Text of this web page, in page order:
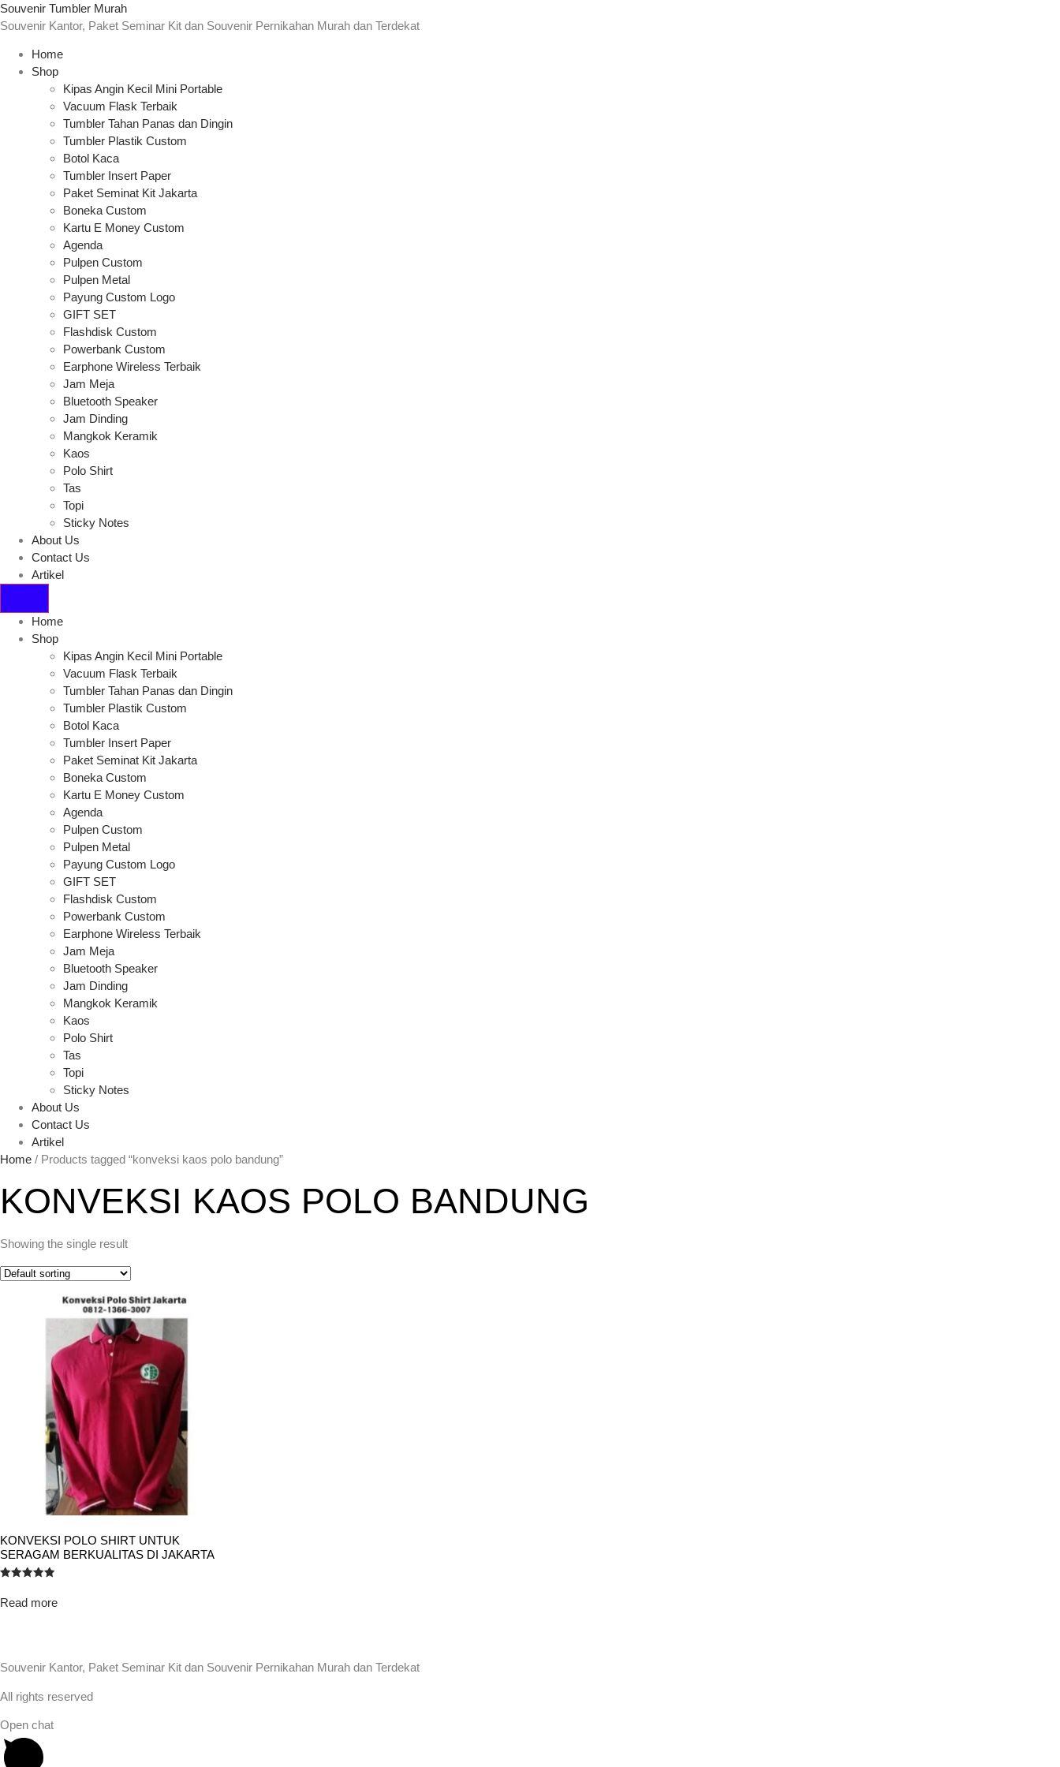
Souvenir Tumbler Murah
Souvenir Kantor, Paket Seminar Kit dan Souvenir Pernikahan Murah dan Terdekat
Home
Shop
Kipas Angin Kecil Mini Portable
Vacuum Flask Terbaik
Tumbler Tahan Panas dan Dingin
Tumbler Plastik Custom
Botol Kaca
Tumbler Insert Paper
Paket Seminat Kit Jakarta
Boneka Custom
Kartu E Money Custom
Agenda
Pulpen Custom
Pulpen Metal
Payung Custom Logo
GIFT SET
Flashdisk Custom
Powerbank Custom
Earphone Wireless Terbaik
Jam Meja
Bluetooth Speaker
Jam Dinding
Mangkok Keramik
Kaos
Polo Shirt
Tas
Topi
Sticky Notes
About Us
Contact Us
Artikel
Home
Shop
Kipas Angin Kecil Mini Portable
Vacuum Flask Terbaik
Tumbler Tahan Panas dan Dingin
Tumbler Plastik Custom
Botol Kaca
Tumbler Insert Paper
Paket Seminat Kit Jakarta
Boneka Custom
Kartu E Money Custom
Agenda
Pulpen Custom
Pulpen Metal
Payung Custom Logo
GIFT SET
Flashdisk Custom
Powerbank Custom
Earphone Wireless Terbaik
Jam Meja
Bluetooth Speaker
Jam Dinding
Mangkok Keramik
Kaos
Polo Shirt
Tas
Topi
Sticky Notes
About Us
Contact Us
Artikel
Home / Products tagged “konveksi kaos polo bandung”
KONVEKSI KAOS POLO BANDUNG
Showing the single result
KONVEKSI POLO SHIRT UNTUK
SERAGAM BERKUALITAS DI JAKARTA
5.00
out of 5
Read more
Souvenir Kantor, Paket Seminar Kit dan Souvenir Pernikahan Murah dan Terdekat
All rights reserved
Open chat